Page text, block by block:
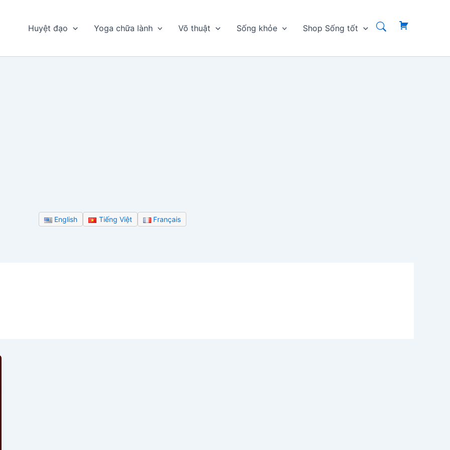
Huyệt đạo Yoga chữa lành Võ thuật Sống khỏe Shop Sống tốt
English Tiếng Việt Français